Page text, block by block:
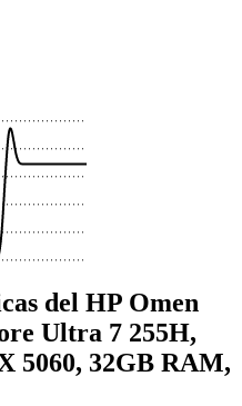
del HP Omen
Ultra 7 255H,
5060, 32GB RAM,